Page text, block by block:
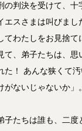
の判決を受けて、十
エスさまは叫びまし
てわたしをお見捨て
て、弟子たちは、思
た！ あんな狭くて
ないじゃないか」。
子たちは誰も、二度